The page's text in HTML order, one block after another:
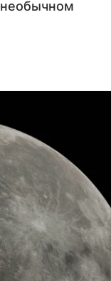
необычном